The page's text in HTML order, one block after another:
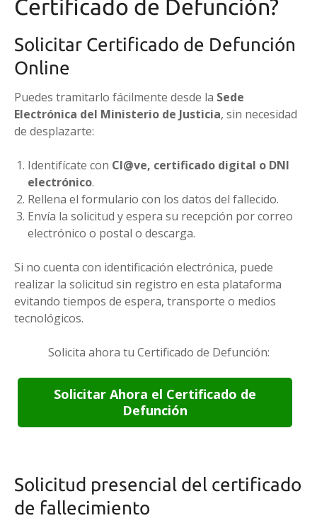
Certificado de Defunción?
Solicitar Certificado de Defunción
Online
Puedes tramitarlo fácilmente desde la Sede
Electrónica del Ministerio de Justicia, sin necesidad
de desplazarte:
Identifícate con Cl@ve, certificado digital o DNI
electrónico.
Rellena el formulario con los datos del fallecido.
Envía la solicitud y espera su recepción por correo
electrónico o postal o descarga.
Si no cuenta con identificación electrónica, puede
realizar la solicitud sin registro en esta plataforma
evitando tiempos de espera, transporte o medios
tecnológicos.
Solicita ahora tu Certificado de Defunción:
Solicitar Ahora el Certificado de
Defunción
Solicitud presencial del certificado
de fallecimiento